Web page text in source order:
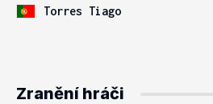
Torres Tiago
Zranění hráči